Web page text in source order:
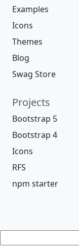
Examples
Icons
Themes
Blog
Swag Store
Projects
Bootstrap 5
Bootstrap 4
Icons
RFS
npm starter